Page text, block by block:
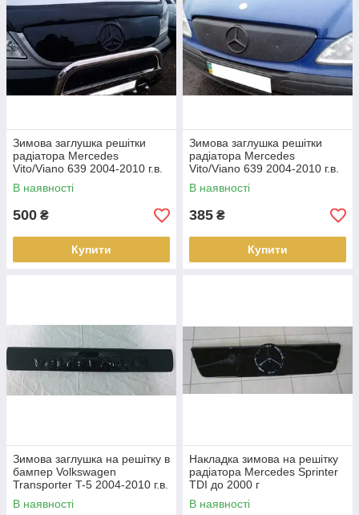
Зимова заглушка решітки
радіатора Mercedes
Vito/Viano 639 2004-2010 г.в.
Мерседес Віто/Віано
В наявності
500 ₴
Купити
Зимова заглушка решітки
радіатора Mercedes
Vito/Viano 639 2004-2010 г.в.
Мерседес Віто/Віано
В наявності
385 ₴
Купити
Зимова заглушка на решітку в
бампер Volkswagen
Transporter T-5 2004-2010 г.в.
низ матовий
В наявності
Накладка зимова на решітку
радіатора Mercedes Sprinter
TDI до 2000 г
В наявності